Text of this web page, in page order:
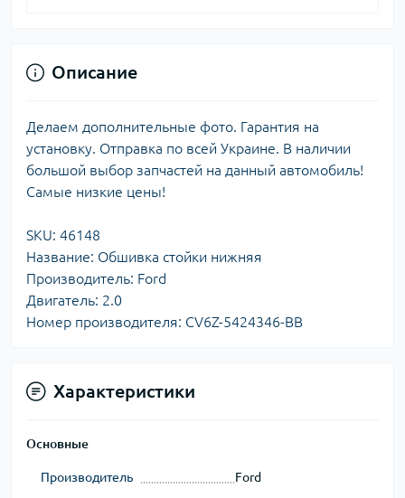
Описание
Делаем дополнительные фото. Гарантия на
установку. Отправка по всей Украине. В наличии
большой выбор запчастей на данный автомобиль!
Самые низкие цены!
SKU: 46148
Название: Обшивка стойки нижняя
Производитель: Ford
Двигатель: 2.0
Номер производителя: CV6Z-5424346-BB
Характеристики
Основные
Производитель Ford